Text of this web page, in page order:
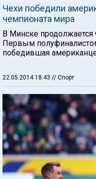
Чехи победили
чемпионата мира
В Минске
Первым
победившая
22.05.2014 18:43 // Спорт